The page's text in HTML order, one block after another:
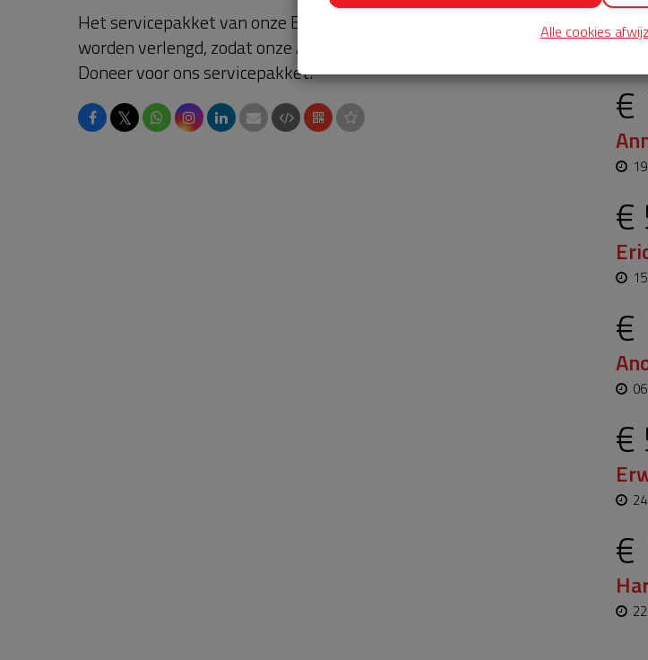
Het servicepakket van onze BuurtAED verloopt bijna en moet
worden verlengd, zodat onze AED gebruiksklaar blijft. Help je mee?
Doneer voor ons servicepakket!
𝕏
€
€
€
€
€
Alle cookies